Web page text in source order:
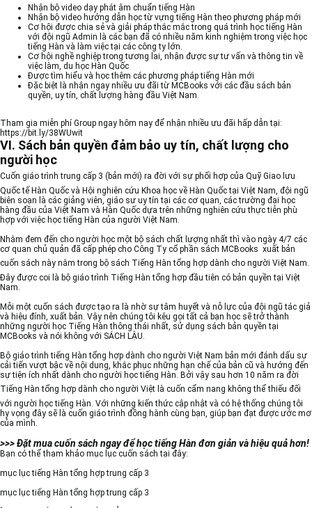
Nhận bộ video dạy phát âm chuẩn tiếng Hàn
Nhận bộ video hướng dẫn học từ vựng tiếng Hàn theo phương pháp mới
Cơ hội được chia sẻ và giải pháp thắc mắc trong quá trình học tiếng Hàn
với đội ngũ Admin là các bạn đã có nhiều năm kinh nghiệm trong việc học
tiếng Hàn và làm việc tại các công ty lớn.
Cơ hội nghề nghiệp trong tương lai, nhận được sự tư vấn và thông tin về
việc làm, du học Hàn Quốc
Được tìm hiểu và học thêm các phương pháp tiếng Hàn mới
Đặc biệt là nhận ngay nhiều ưu đãi từ MCBooks với các đầu sách bản
quyền, uy tín, chất lượng hàng đầu Việt Nam.
Tham gia miễn phí Group ngay hôm nay để nhận nhiều ưu đãi hấp dẫn tại:
https://bit.ly/38WUwit
VI. Sách bản quyền đảm bảo uy tín, chất lượng cho
người học
Cuốn giáo trình trung cấp 3 (bản mới) ra đời với sự phối hợp của Quỹ Giao lưu
Quốc tế Hàn Quốc và Hội nghiên cứu Khoa học về Hàn Quốc tại Việt Nam, đội ngũ
biên soạn là các giảng viên, giáo sư uy tín tại các cơ quan, các trường đại học
hàng đầu của Việt Nam và Hàn Quốc dựa trên những nghiên cứu thực tiễn phù
hợp với việc học tiếng Hàn của người Việt Nam.
Nhằm đem đến cho người học một bộ sách chất lượng nhất thì vào ngày 4/7 các
cơ quan chủ quản đã cấp phép cho Công Ty cổ phần sách MCBooks xuất bản
cuốn sách này nằm trong bộ sách Tiếng Hàn tổng hợp dành cho người Việt Nam.
Đây được coi là bộ giáo trình Tiếng Hàn tổng hợp đầu tiên có bản quyền tại Việt
Nam.
Mỗi một cuốn sách được tạo ra là nhờ sự tâm huyết và nỗ lực của đội ngũ tác giả
và hiệu đính, xuất bản. Vậy nên chúng tôi kêu gọi tất cả bạn học sẽ trở thành
những người học Tiếng Hàn thông thái nhất, sử dụng sách bản quyền tại
MCBooks và nói không với SÁCH LẬU.
Bộ giáo trình tiếng Hàn tổng hợp dành cho người Việt Nam bản mới đánh dấu sự
cải tiến vượt bậc về nội dung, khắc phục những hạn chế của bản cũ và hướng đến
sự tiện ích nhất dành cho người học tiếng Hàn. Bởi vậy sau hơn 10 năm ra đời
Tiếng Hàn tổng hợp dành cho người Việt là cuốn cẩm nang không thể thiếu đối
với người học tiếng Hàn. Với những kiến thức cập nhật và có hệ thống chúng tôi
hy vọng đây sẽ là cuốn giáo trình đồng hành cùng bạn, giúp bạn đạt được ước mơ
của mình.
>>> Đặt mua cuốn sách ngay để học tiếng Hàn đơn giản và hiệu quả hơn!
Bạn có thể tham khảo mục lục cuốn sách tại đây:
mục lục tiếng Hàn tổng hợp trung cấp 3
mục lục tiếng Hàn tổng hợp trung cấp 3